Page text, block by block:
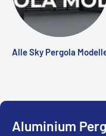
Alle Sky Pergola
Aluminium